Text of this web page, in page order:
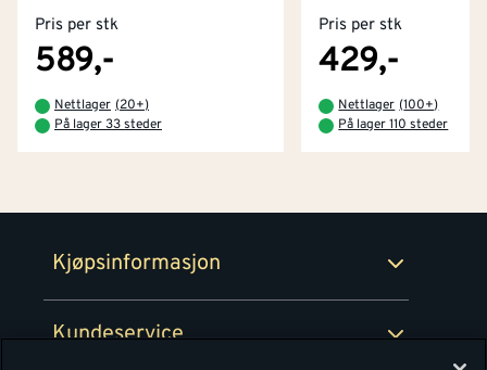
Pris per stk
589,-
Nettlager (20+)
På lager 33 steder
Pris per stk
429,-
Nettlager (100+)
På lager 110 steder
Kjøpsinformasjon
Kjøpsbetingelser
Retur- og angrerettsskjema
Kundeservice
Tjenester
Montér Klubb
Byggevarehus og åpningstider
Prismatch
Personvern